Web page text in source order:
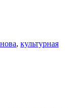
, культурная